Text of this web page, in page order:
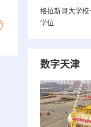
格拉斯哥大学
学位
数字天津